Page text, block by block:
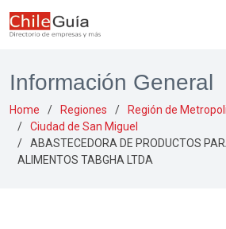
Información General
Home Regiones
Región de
Ciudad de San Miguel
ABASTECEDORA DE PRODUCTOS
ALIMENTOS TABGHA LTDA